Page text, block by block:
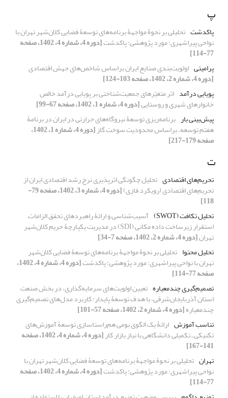
پ
پاکدشت تحلیلی بر نحوۀ مواجهۀ برنامه‌های توسعۀ فضاییِ کلان‌شهر تهران با
نواحی پیراشهری؛ مورد پژوهشی: پاکدشت [دوره 4، شماره 4، 1402، صفحه
77-114]
پرامیتی اولویت‌بندی صنایع ایران براساس شاخص‌های جهش اقتصادی
[دوره 4، شماره 2، 1402، صفحه 103-124]
پویایی درآمد اثر متغیّرهای جمعیت‏‌شناختی بر پویایی درآمد خالص
خانوارهای شهری و روستایی[دوره 4، شماره 1، 1402، صفحه 67-99]
پیش‌بینی بار برنامه‌ریزی توسعۀ نیروگاه‌‏های حرارتی در ایران در برنامۀ
هفتم توسعه، براساس محدودیت سوخت گاز [دوره 4، شماره 1، 1402،
صفحه 179-217]
ت
تحریم‌های اقتصادی تحلیل چگونگی اثرپذیری نرخ رشد اقتصادی ایران از
تحریم‌های اقتصادی (رویکرد فازی) [دوره 4، شماره 3، 1402، صفحه 79-
118]
تحلیل تکافت (SWOT)
آسیب‌شناسی و ارائۀ راهبردهای تحقق الزامات
استقرار زیرساخت داده مکانی (SDI) در مدیریت یکپارچۀ حریم کلان‌شهر
تهران[دوره 4، شماره 2، 1402، صفحه 7-34]
تحلیل محتوا تحلیلی بر نحوۀ مواجهۀ برنامه‌های توسعۀ فضاییِ کلان‌شهر
تهران با نواحی پیراشهری؛ مورد پژوهشی: پاکدشت [دوره 4، شماره 4، 1402،
صفحه 77-114]
تصمیم‏‌گیری چندمعیاره تعیین اولویت‌‌های سرمایه‌گذاری، در بخش صنعت
استان آذربایجان‌شرقی، با هدف توسعۀ پایدار: کاربرد مدل‌‌های تصمیم‌گیری
چندمعیاره[دوره 4، شماره 2، 1402، صفحه 57-101]
تناسب آموزش ارائۀ یک الگوی بومی هم‌راستاسازی توسعۀ آموزش‌های
تکنیکی ـ تکمیلی دانشگاهی با نیاز بازار کار [دوره 4، شماره 4، 1402، صفحه
141-167]
تهران تحلیلی بر نحوۀ مواجهۀ برنامه‌های توسعۀ فضاییِ کلان‌شهر تهران با
نواحی پیراشهری؛ مورد پژوهشی: پاکدشت [دوره 4، شماره 4، 1402، صفحه
77-114]